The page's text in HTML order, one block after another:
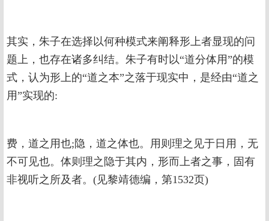
其实，朱子在选择以何种模式来阐释形上者显现的问
题上，也存在诸多纠结。朱子有时以“道分体用”的模
式，认为形上的“道之本”之落于现实中，是经由“道之
用”实现的:
费，道之用也;隐，道之体也。用则理之见于日用，无
不可见也。体则理之隐于其内，形而上者之事，固有
非视听之所及者。(见黎靖德编，第1532页)